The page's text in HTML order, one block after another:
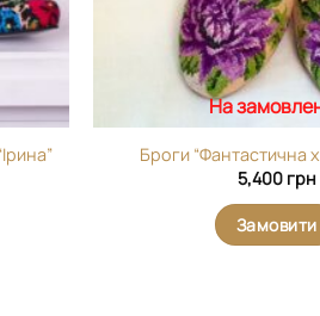
На
Броги “Фантастична
5,400 грн
Замовити